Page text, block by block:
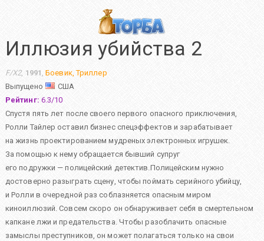
Иллюзия убийства 2
F/X2, 1991 ,Боевик,Триллер
Выпущено
США
Рейтинг: 6.3/10
Спустя пять лет после своего первого опасного приключения,
Ролли Тайлер оставил бизнес спецэффектов и зарабатывает
на жизнь проектированием мудреных электронных игрушек.
За помощью к нему обращается бывший супруг
его подружки — полицейский детектив.Полицейским нужно
достоверно разыграть сцену, чтобы поймать серийного убийцу,
и Ролли в очередной раз соблазняется опасным миром
киноиллюзий. Совсем скоро он обнаруживает себя в смертельном
капкане лжи и предательства. Чтобы разоблачить опасные
замыслы преступников, он может полагаться только на свои